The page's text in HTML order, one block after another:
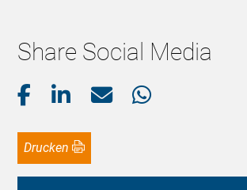
Share Social Media
Drucken